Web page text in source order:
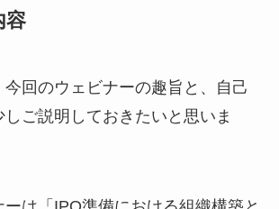
容
今回のウェビナーの趣旨と、自己
ご説明しておきたいと思いま